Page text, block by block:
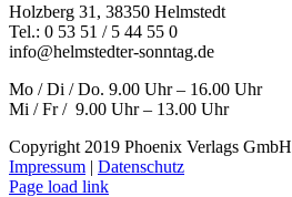
Holzberg 31, 38350 Helmstedt
Tel.: 0 53 51 / 5 44 55 0
info@helmstedter-sonntag.de
Mo / Di / Do. 9.00 Uhr – 16.00 Uhr
Mi / Fr / 9.00 Uhr – 13.00 Uhr
Copyright 2019 Phoenix Verlags GmbH
Impressum | Datenschutz
Page load link